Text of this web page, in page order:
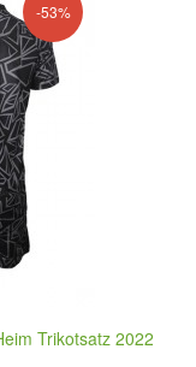
-53%
Trikotsatz 2022